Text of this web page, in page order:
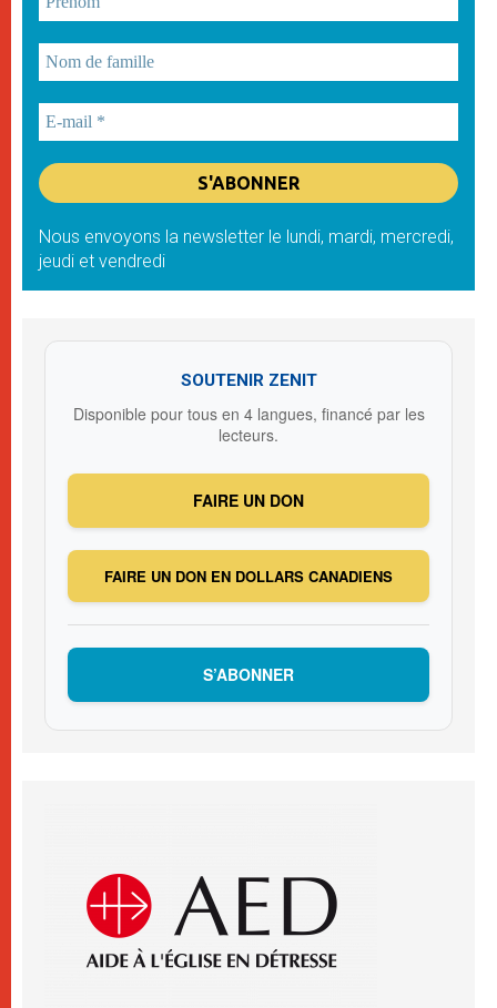
Nous envoyons la newsletter le lundi, mardi, mercredi,
jeudi et vendredi
SOUTENIR ZENIT
Disponible pour tous en 4 langues, financé par les
lecteurs.
FAIRE UN DON
FAIRE UN DON EN DOLLARS CANADIENS
S’ABONNER